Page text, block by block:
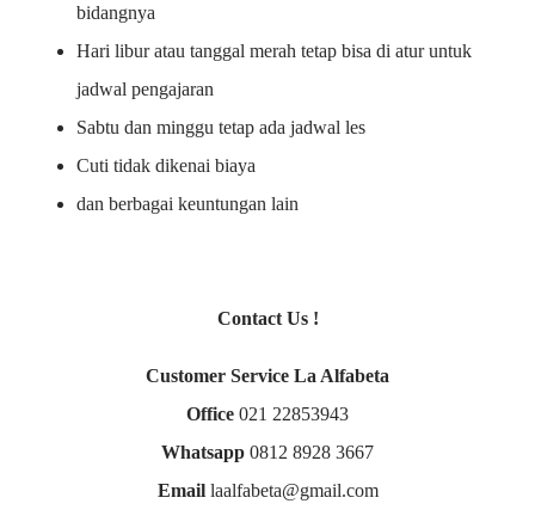
bidangnya
Hari libur atau tanggal merah tetap bisa di atur untuk
jadwal pengajaran
Sabtu dan minggu tetap ada jadwal les
Cuti tidak dikenai biaya
dan berbagai keuntungan lain
Contact Us !
Customer Service La Alfabeta
Office 021 22853943
Whatsapp 0812 8928 3667
Emaillaalfabeta@gmail.com